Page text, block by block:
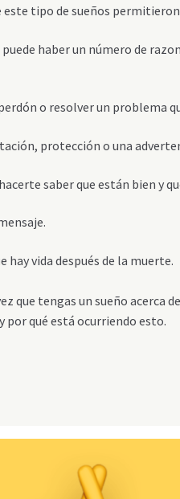
tipo de sueños
haber un número de
o resolver un problema
protección o una
saber que están bien y
hay vida después de la muerte.
que tengas un sueño acerca
por qué está ocurriendo esto.